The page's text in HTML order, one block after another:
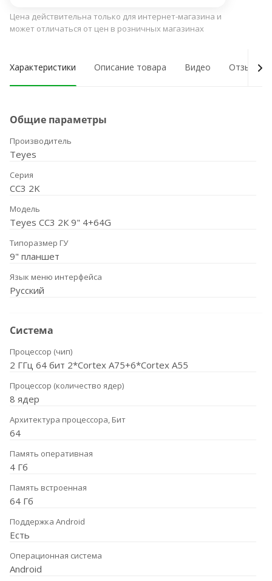
Цена действительна только для интернет-магазина и
может отличаться от цен в розничных магазинах
Характеристики Описание товара Видео Отзывы о
Общие параметры
Производитель
Teyes
Серия
CC3 2K
Модель
Teyes CC3 2К 9" 4+64G
Типоразмер ГУ
9" планшет
Язык меню интерфейса
Русский
Система
Процессор (чип)
2 ГГц 64 бит 2*Cortex A75+6*Cortex A55
Процессор (количество ядер)
8 ядер
Архитектура процессора, Бит
64
Память оперативная
4 Гб
Память встроенная
64 Гб
Поддержка Android
Есть
Операционная система
Android